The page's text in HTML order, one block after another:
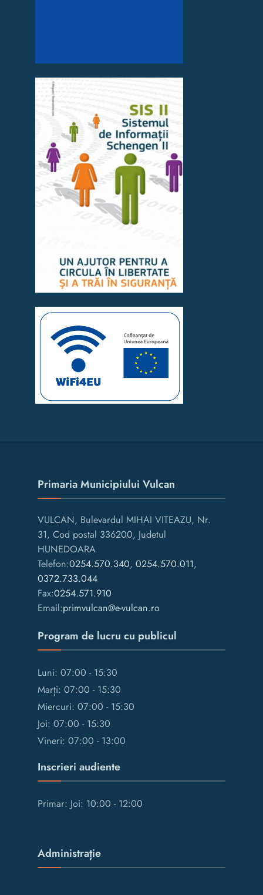
Primaria Municipiului Vulcan
VULCAN, Bulevardul MIHAI VITEAZU, Nr.
31, Cod postal 336200, Judetul
HUNEDOARA
Telefon:0254.570.340, 0254.570.011,
0372.733.044
Fax:0254.571.910
Email:primvulcan@e-vulcan.ro
Program de lucru cu publicul
Luni: 07:00 - 15:30
Marți: 07:00 - 15:30
Miercuri: 07:00 - 15:30
Joi: 07:00 - 15:30
Vineri: 07:00 - 13:00
Inscrieri audiente
Primar: Joi: 10:00 - 12:00
Administrație